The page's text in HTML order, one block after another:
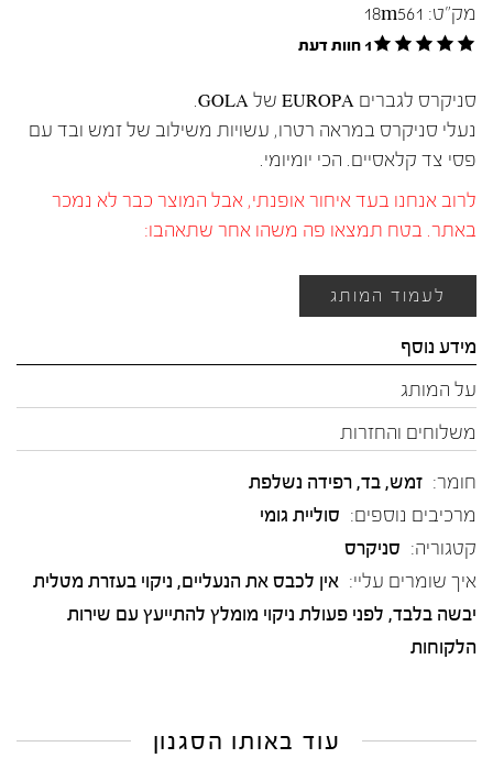
מק"ט: 18m561
1 חוות דעת
סניקרס לגברים EUROPA של GOLA.
נעלי סניקרס במראה רטרו, עשויות משילוב של זמש ובד עם
פסי צד קלאסיים. הכי יומיומי.
לרוב אנחנו בעד איחור אופנתי, אבל המוצר כבר לא נמכר
באתר. בטח תמצאו פה משהו אחר שתאהבו:
לעמוד המותג
מידע נוסף
על המותג
משלוחים והחזרות
חומר: זמש, בד, רפידה נשלפת
מרכיבים נוספים: סוליית גומי
קטגוריה: סניקרס
איך שומרים עליי: אין לכבס את הנעליים, ניקוי בעזרת מטלית
יבשה בלבד, לפני פעולת ניקוי מומלץ להתייעץ עם שירות
הלקוחות
עוד באותו הסגנון